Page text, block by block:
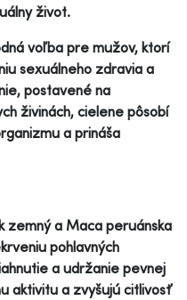
život.
voľba pre mužov, ktorí
sexuálneho zdravia a
postavené na
živinách, cielene pôsobí
a prináša
zemný a Maca peruánska
pohlavných
a udržanie pevnej
aktivitu a zvyšujú citlivosť